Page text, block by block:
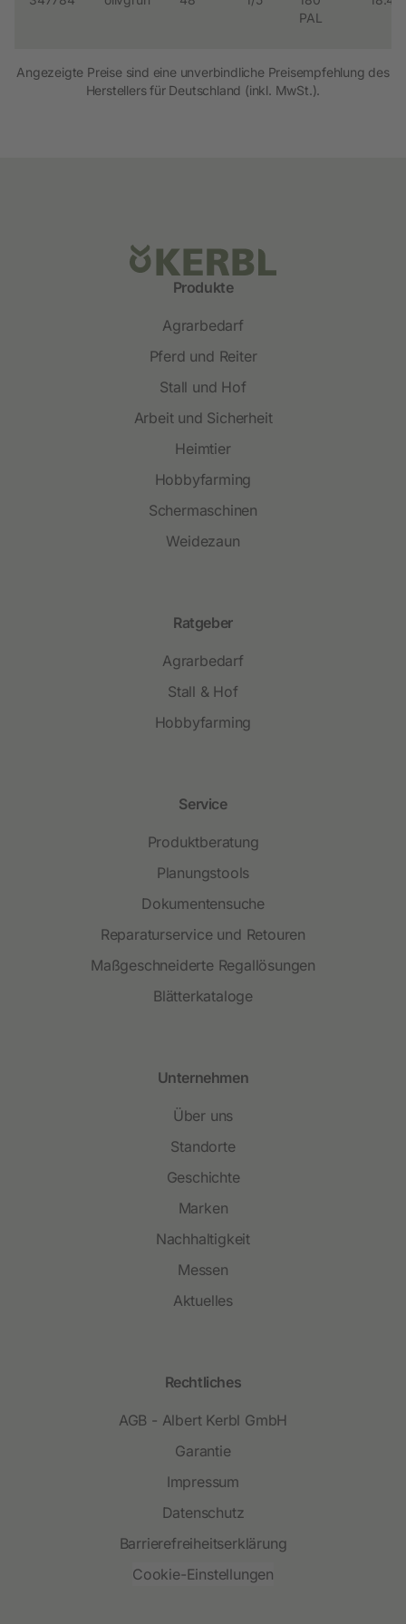
PAL
Angezeigte Preise sind eine unverbindliche Preisempfehlung des
Herstellers für Deutschland (inkl. MwSt.).
Produkte
Agrarbedarf
Pferd und Reiter
Stall und Hof
Arbeit und Sicherheit
Heimtier
Hobbyfarming
Schermaschinen
Weidezaun
Ratgeber
Agrarbedarf
Stall & Hof
Hobbyfarming
Service
Produktberatung
Planungstools
Dokumentensuche
Reparaturservice und Retouren
Maßgeschneiderte Regallösungen
Blätterkataloge
Unternehmen
Über uns
Standorte
Geschichte
Marken
Nachhaltigkeit
Messen
Aktuelles
Rechtliches
AGB - Albert Kerbl GmbH
Garantie
Impressum
Datenschutz
Barrierefreiheitserklärung
Cookie-Einstellungen